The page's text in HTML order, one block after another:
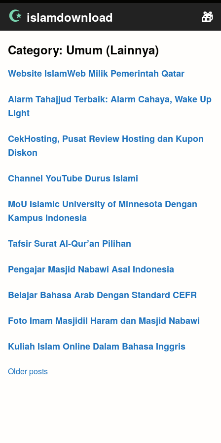
Skip
content
islamdownload
🎁
Category: Umum (Lainnya)
Website IslamWeb Milik Pemerintah Qatar
Alarm Tahajjud Terbaik: Alarm Cahaya, Wake Up
Light
CekHosting, Pusat Review Hosting dan Kupon
Diskon
Channel YouTube Durus Islami
MoU Islamic University of Minnesota Dengan
Kampus Indonesia
Tafsir Surat Al-Qur’an Pilihan
Pengajar Masjid Nabawi Asal Indonesia
Belajar Bahasa Arab Dengan Standard CEFR
Foto Imam Masjidil Haram dan Masjid Nabawi
Kuliah Islam Online Dalam Bahasa Inggris
Posts
Older posts